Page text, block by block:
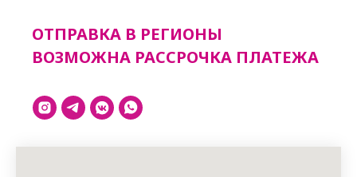
ОТПРАВКА В РЕГИОНЫ
ВОЗМОЖНА РАССРОЧКА ПЛАТЕЖА